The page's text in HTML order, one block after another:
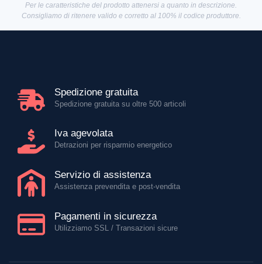
Per le caratteristiche del prodotto attenersi a quanto in descrizione.
Consigliamo di ritenere valido e corretto al 100% il codice produttore.
Spedizione gratuita
Spedizione gratuita su oltre 500 articoli
Iva agevolata
Detrazioni per risparmio energetico
Servizio di assistenza
Assistenza prevendita e post-vendita
Pagamenti in sicurezza
Utilizziamo SSL / Transazioni sicure